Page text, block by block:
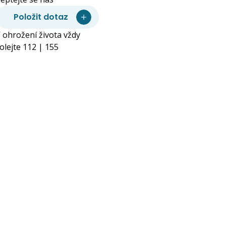
Položit dotaz
ohrožení života vždy
112 | 155